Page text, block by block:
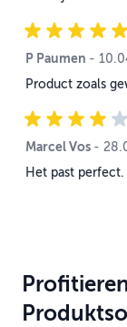
P Paumen - 10.
Product zoals
Marcel Vos - 28.
Het past perfect.